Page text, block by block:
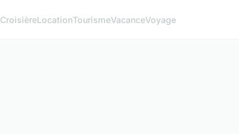
CroisièreLocationTourismeVacanceVoyage